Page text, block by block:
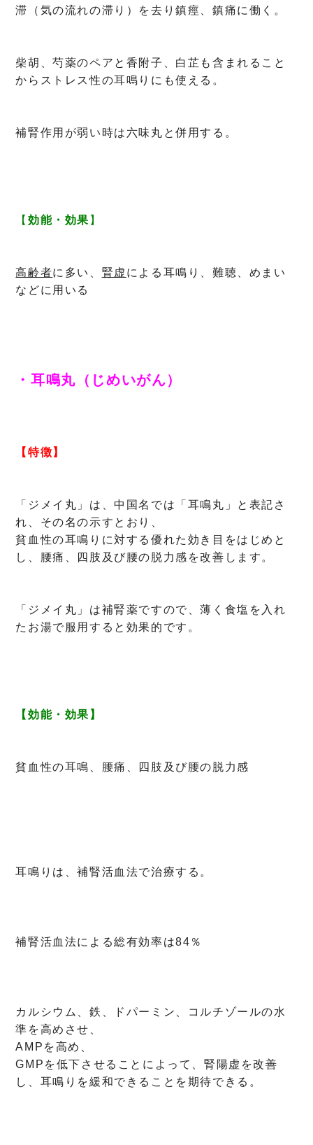
滞（気の流れの滞り）を去り鎮痙、鎮痛に働く。
柴胡、芍薬のペアと香附子、白芷も含まれること
からストレス性の耳鳴りにも使える。
補腎作用が弱い時は六味丸と併用する。
【 効能・効果 】
高齢者に多い、 腎虚 による耳鳴り、難聴、めまい
などに用いる
・耳鳴丸（じめいがん）
【特徴】
「ジメイ丸」は、中国名では「耳鳴丸」と表記さ
れ、その名の示すとおり、
貧血性の耳鳴りに対する優れた効き目をはじめと
し、腰痛、四肢及び腰の脱力感を改善します。
「ジメイ丸」は補腎薬ですので、薄く食塩を入れ
たお湯で服用すると効果的です。
【効能・効果】
貧血性の耳鳴、腰痛、四肢及び腰の脱力感
耳鳴りは、補腎活血法で治療する。
補腎活血法による総有効率は84％
カルシウム、鉄、ドパーミン、コルチゾールの水
準を高めさせ、
AMPを高め、
GMPを低下させることによって、腎陽虚を改善
し、耳鳴りを緩和できることを期待できる。